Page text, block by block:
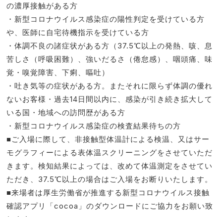
の濃厚接触がある方
・新型コロナウイルス感染症の陽性判定を受けている方
や、医師に自宅待機指示を受けている方
・体調不良の諸症状がある方（37.5℃以上の発熱、咳、息
苦しさ（呼吸困難）、強いだるさ（倦怠感）、咽頭痛、味
覚・嗅覚障害、下痢、嘔吐）
・吐き気等の症状がある方。またそれに限らず体調の優れ
ないお客様・過去14日間以内に、感染が引き続き拡大して
いる国・地域への訪問歴がある方
・新型コロナウイルス感染症の検査結果待ちの方
■ご入場に際して、非接触型体温計による検温、又はサー
モグラフィーによる表体温スクリーニングをさせていただ
きます。検知結果によっては、改めて体温測定をさせてい
ただき、37.5℃以上の場合はご入場をお断りいたします。
■来場者は厚生労働省が推進する新型コロナウイルス接触
確認アプリ「cocoa」のダウンロードにご協力をお願い致